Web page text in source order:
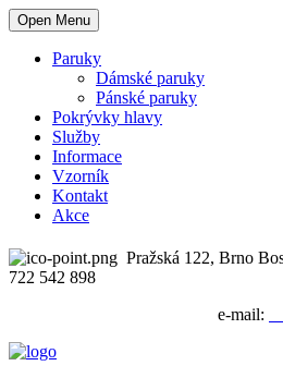
Open Menu
Paruky
Dámské paruky
Pánské paruky
Pokrývky hlavy
Služby
Informace
Vzorník
Kontakt
Akce
Pražská 122, Brno
722 542 898
e-mail: